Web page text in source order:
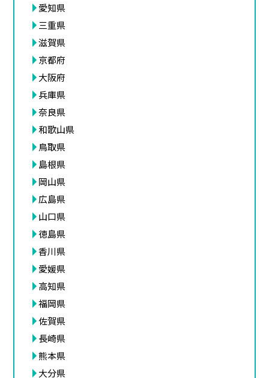
愛知県
三重県
滋賀県
京都府
大阪府
兵庫県
奈良県
和歌山県
鳥取県
島根県
岡山県
広島県
山口県
徳島県
香川県
愛媛県
高知県
福岡県
佐賀県
長崎県
熊本県
大分県